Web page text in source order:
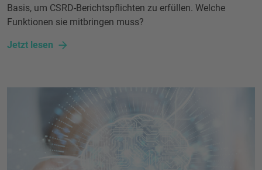
Basis, um CSRD-Berichtspflichten zu erfüllen. Welche
Funktionen sie mitbringen muss?
Jetzt lesen